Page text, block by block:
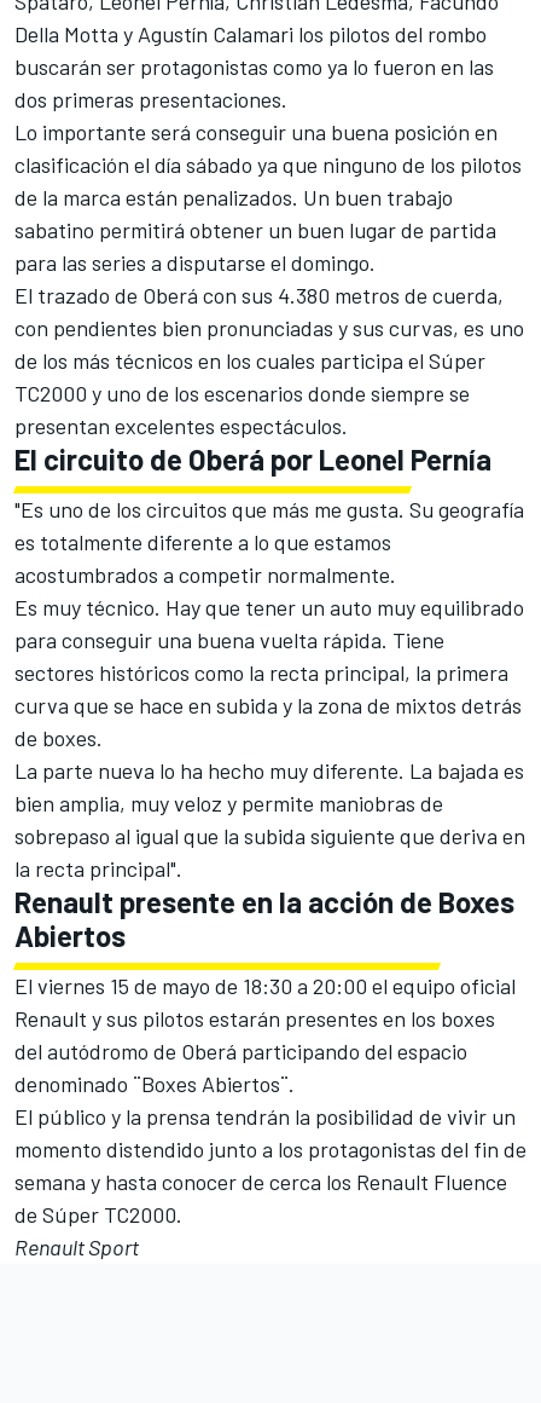
Della Motta y Agustín Calamari los pilotos del rombo
buscarán ser protagonistas como ya lo fueron en las
dos primeras presentaciones.
Lo importante será conseguir una buena posición en
clasificación el día sábado ya que ninguno de los pilotos
de la marca están penalizados. Un buen trabajo
sabatino permitirá obtener un buen lugar de partida
para las series a disputarse el domingo.
El trazado de Oberá con sus 4.380 metros de cuerda,
con pendientes bien pronunciadas y sus curvas, es uno
de los más técnicos en los cuales participa el Súper
TC2000 y uno de los escenarios donde siempre se
presentan excelentes espectáculos.
El circuito de Oberá por Leonel Pernía
"Es uno de los circuitos que más me gusta. Su geografía
es totalmente diferente a lo que estamos
acostumbrados a competir normalmente.
Es muy técnico. Hay que tener un auto muy equilibrado
para conseguir una buena vuelta rápida. Tiene
sectores históricos como la recta principal, la primera
curva que se hace en subida y la zona de mixtos detrás
de boxes.
La parte nueva lo ha hecho muy diferente. La bajada es
bien amplia, muy veloz y permite maniobras de
sobrepaso al igual que la subida siguiente que deriva en
la recta principal".
Renault presente en la acción de Boxes
Abiertos
El viernes 15 de mayo de 18:30 a 20:00 el equipo oficial
Renault y sus pilotos estarán presentes en los boxes
del autódromo de Oberá participando del espacio
denominado ¨Boxes Abiertos¨.
El público y la prensa tendrán la posibilidad de vivir un
momento distendido junto a los protagonistas del fin de
semana y hasta conocer de cerca los Renault Fluence
de Súper TC2000.
Renault Sport